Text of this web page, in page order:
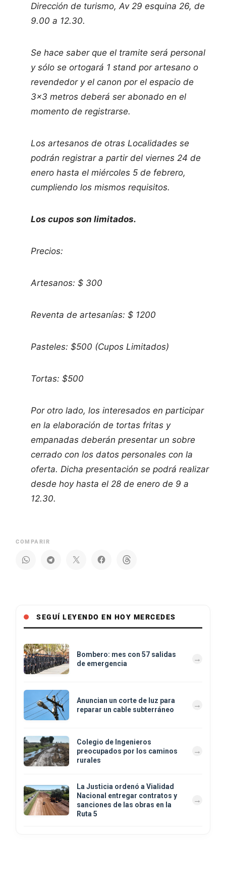
Dirección de turismo, Av 29 esquina 26, de
9.00 a 12.30.
Se hace saber que el tramite será personal
y sólo se ortogará 1 stand por artesano o
revendedor y el canon por el espacio de
3×3 metros deberá ser abonado en el
momento de registrarse.
Los artesanos de otras Localidades se
podrán registrar a partir del viernes 24 de
enero hasta el miércoles 5 de febrero,
cumpliendo los mismos requisitos.
Los cupos son limitados.
Precios:
Artesanos: $ 300
Reventa de artesanías: $ 1200
Pasteles: $500 (Cupos Limitados)
Tortas: $500
Por otro lado, los interesados en participar
en la elaboración de tortas fritas y
empanadas deberán presentar un sobre
cerrado con los datos personales con la
oferta. Dicha presentación se podrá realizar
desde hoy hasta el 28 de enero de 9 a
12.30.
COMPARIR
SEGUÍ LEYENDO EN HOY MERCEDES
Bombero: mes con 57 salidas
de emergencia
Anuncian un corte de luz para
reparar un cable subterráneo
Colegio de Ingenieros
preocupados por los caminos
rurales
La Justicia ordenó a Vialidad
Nacional entregar contratos y
sanciones de las obras en la
Ruta 5